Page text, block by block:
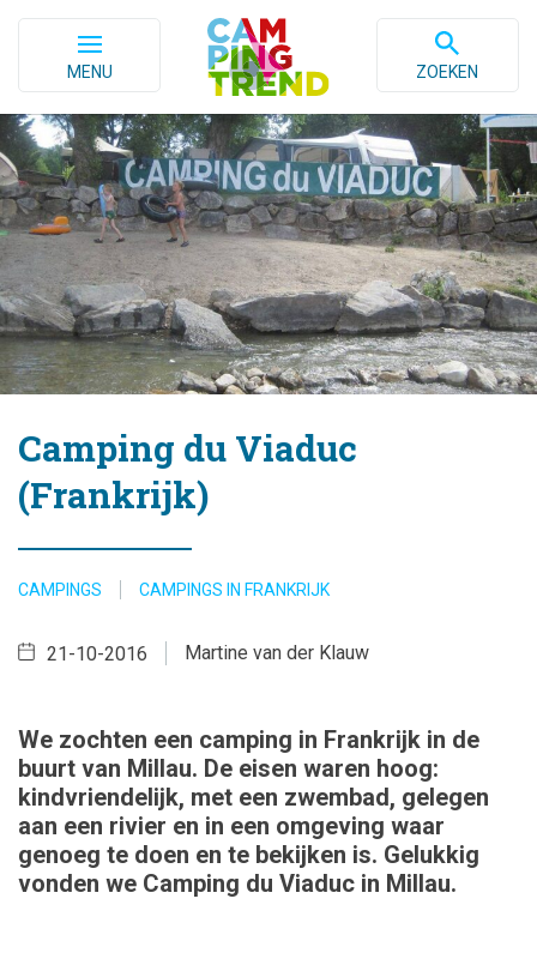
MENU ZOEKEN
Camping du Viaduc
(Frankrijk)
CAMPINGS CAMPINGS IN FRANKRIJK
Martine van der Klauw
21-10-2016
We zochten een camping in Frankrijk in de
buurt van Millau. De eisen waren hoog:
kindvriendelijk, met een zwembad, gelegen
aan een rivier en in een omgeving waar
genoeg te doen en te bekijken is. Gelukkig
vonden we Camping du Viaduc in Millau.